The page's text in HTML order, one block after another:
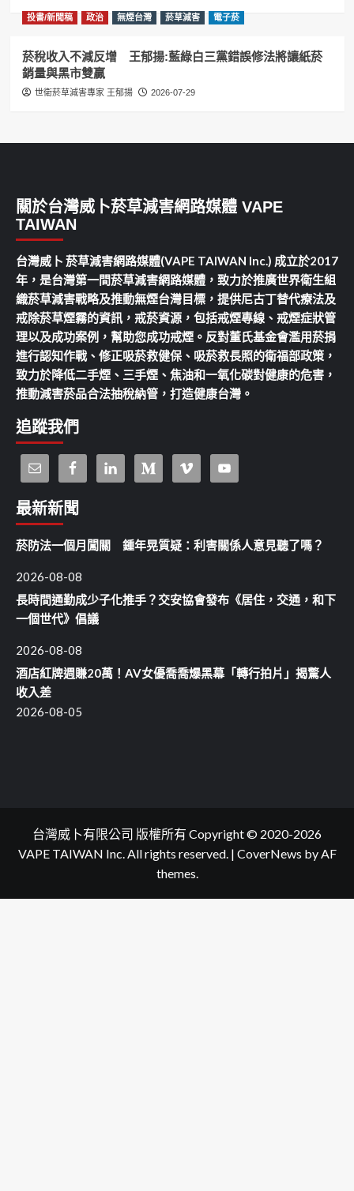
投書/新聞稿 政治 無煙台灣 菸草減害 電子菸
菸稅收入不減反增 王郁揚:藍綠白三黨錯誤修法將讓紙菸
銷量與黑市雙贏
世衛菸草減害專家 王郁揚 2026-07-29
關於台灣威卜菸草減害網路媒體 VAPE
TAIWAN
台灣威卜 菸草減害網路媒體(VAPE TAIWAN Inc.) 成立於2017
年，是台灣第一間菸草減害網路媒體，致力於推廣世界衛生組
織菸草減害戰略及推動無煙台灣目標，提供尼古丁替代療法及
戒除菸草煙霧的資訊，戒菸資源，包括戒煙專線、戒煙症狀管
理以及成功案例，幫助您成功戒煙。反對董氏基金會濫用菸捐
進行認知作戰、修正吸菸救健保、吸菸救長照的衛福部政策，
致力於降低二手煙、三手煙、焦油和一氧化碳對健康的危害，
推動減害菸品合法抽稅納管，打造健康台灣。
追蹤我們
最新新聞
菸防法一個月闖關 鍾年晃質疑：利害關係人意見聽了嗎？
2026-08-08
長時間通勤成少子化推手？交安協會發布《居住，交通，和下
一個世代》倡議
2026-08-08
酒店紅牌週賺20萬！AV女優喬喬爆黑幕「轉行拍片」揭驚人
收入差
2026-08-05
台灣威卜有限公司 版權所有 Copyright © 2020-2026
VAPE TAIWAN Inc. All rights reserved. | CoverNews by AF
themes.